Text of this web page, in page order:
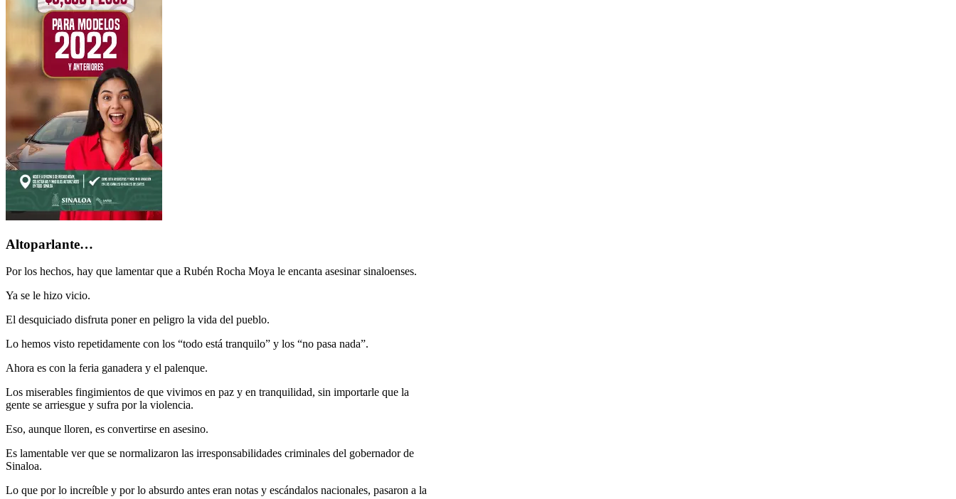
Altoparlante…
Por los hechos, hay que lamentar que a Rubén Rocha Moya le encanta asesinar sinaloenses.
Ya se le hizo vicio.
El desquiciado disfruta poner en peligro la vida del pueblo.
Lo hemos visto repetidamente con los “todo está tranquilo” y los “no pasa nada”.
Ahora es con la feria ganadera y el palenque.
Los miserables fingimientos de que vivimos en paz y en tranquilidad, sin importarle que la
gente se arriesgue y sufra por la violencia.
Eso, aunque lloren, es convertirse en asesino.
Es lamentable ver que se normalizaron las irresponsabilidades criminales del gobernador de
Sinaloa.
Lo que por lo increíble y por lo absurdo antes eran notas y escándalos nacionales, pasaron a la